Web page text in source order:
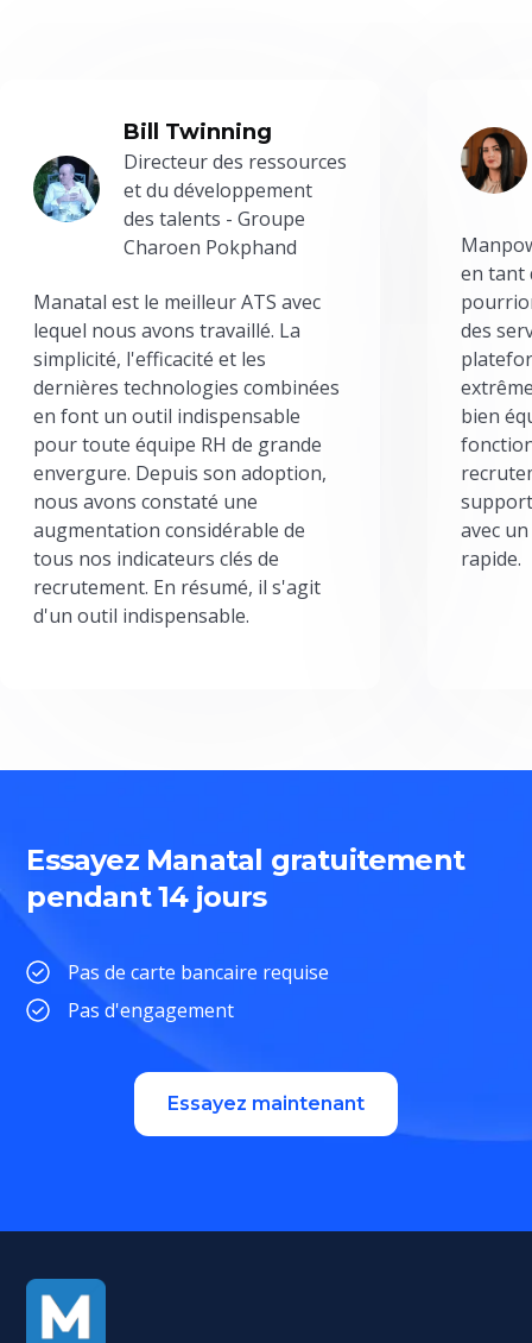
Bill Twinning
Directeur des ressources
et du développement
des talents - Groupe
Charoen Pokphand
Manatal est le meilleur ATS avec
lequel nous avons travaillé. La
simplicité, l'efficacité et les
dernières technologies combinées
en font un outil indispensable
pour toute équipe RH de grande
envergure. Depuis son adoption,
nous avons constaté une
augmentation considérable de
tous nos indicateurs clés de
recrutement. En résumé, il s'agit
d'un outil indispensable.
en tant
des
bien
avec
rapide.
Essayez Manatal gratuitement
pendant 14 jours
Pas de carte bancaire requise
Pas d'engagement
Essayez maintenant